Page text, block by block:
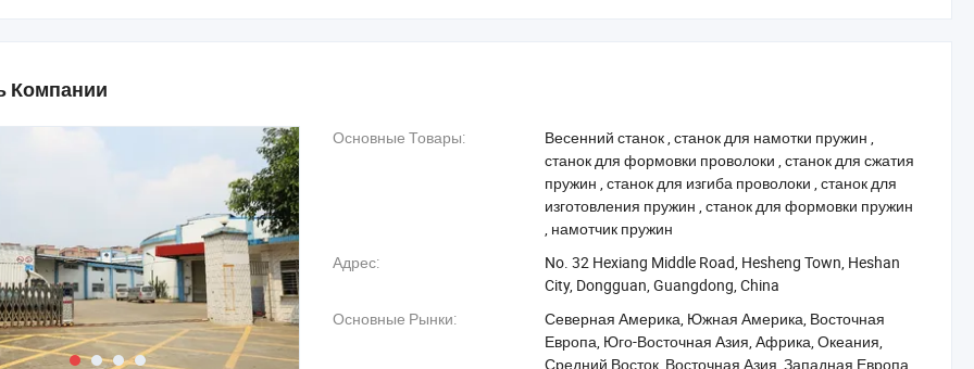
Компании
Основные Товары: ‪Весенний станок‬,‪станок для намотки пружин‬ ,
‪станок для формовки проволоки‬ ,‪станок для сжатия
пружин‬ ,‪станок для изгиба проволоки‬ ,‪станок для
изготовления пружин‬ ,‪станок для формовки пружин‬
, ‪намотчик пружин‬
Адрес:
No. 32 Hexiang Middle Road, Hesheng Town, Heshan
City, Dongguan, Guangdong, China
Основные Рынки:
Северная Америка, Южная Америка, Восточная
Европа, Юго-Восточная Азия, Африка, Океания,
Средний Восток, Восточная Азия, Западная Европа